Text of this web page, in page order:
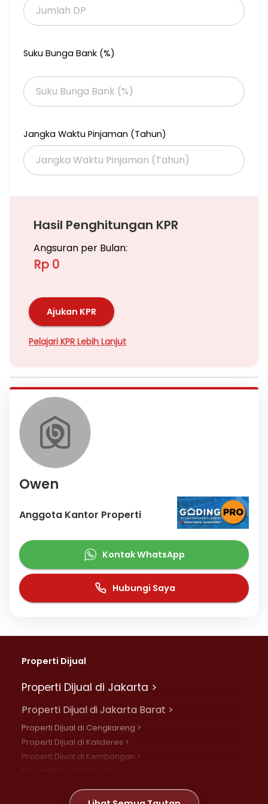
Lyn, Own
Suku Bunga Bank (%)
Jangka Waktu Pinjaman (Tahun)
Hasil Penghitungan KPR
Angsuran per Bulan:
Rp 0
Ajukan KPR
Pelajari KPR Lebih Lanjut
Owen
Anggota Kantor Properti
Kontak WhatsApp
Hubungi Saya
Properti Dijual
Properti Dijual di Jakarta >
Properti Dijual di Jakarta Barat >
Properti Dijual di Cengkareng >
Properti Dijual di Kalideres >
Properti Dijual di Kembangan >
Properti Dijual di Meruya >